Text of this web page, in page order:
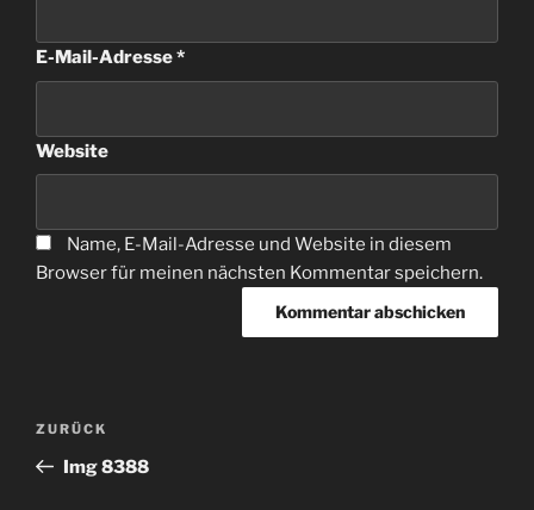
E-Mail-Adresse*
Website
Name, E-Mail-Adresse und Website in diesem
Browser für meinen nächsten Kommentar speichern.
Beitragsnavigation
Vorheriger
Beitrag
ZURÜCK
Img 8388